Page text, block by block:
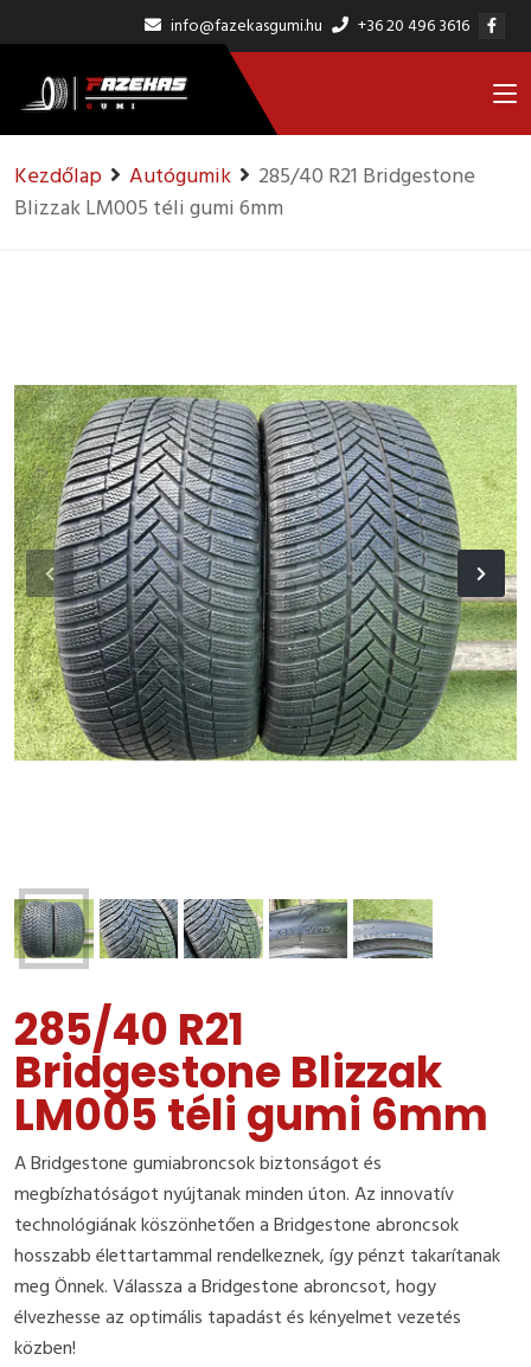
info@fazekasgumi.hu +36 20 496 3616
Kezdőlap Autógumik
285/40 R21 Bridgestone
Blizzak LM005 téli gumi 6mm
285/40 R21
Bridgestone Blizzak
LM005 téli gumi 6mm
A Bridgestone gumiabroncsok biztonságot és
megbízhatóságot nyújtanak minden úton. Az innovatív
technológiának köszönhetően a Bridgestone abroncsok
hosszabb élettartammal rendelkeznek, így pénzt takarítanak
meg Önnek. Válassza a Bridgestone abroncsot, hogy
élvezhesse az optimális tapadást és kényelmet vezetés
közben!